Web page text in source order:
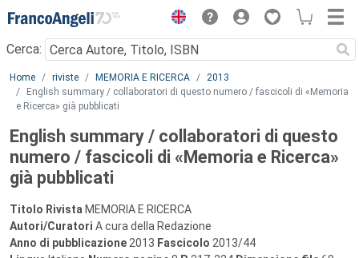
Menu
Cerca:
Main content
Home riviste MEMORIA E RICERCA
2013
English summary / collaboratori di questo numero / fascicoli di «Memoria
e Ricerca» già pubblicati
English summary / collaboratori di questo
numero / fascicoli di «Memoria e Ricerca»
già pubblicati
Titolo Rivista MEMORIA E RICERCA
Autori/Curatori A cura della Redazione
Anno di pubblicazione 2013 Fascicolo 2013/44